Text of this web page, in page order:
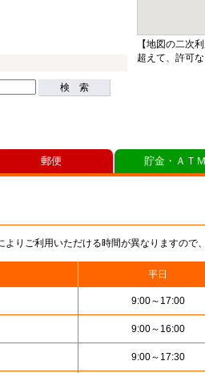
検 索
【地図の二次
超えて、許可
りご利用いただける時間が異なりますので
平日
9:00～17:00
9:00～16:00
9:00～17:30
郵便 貯金・ＡＴ